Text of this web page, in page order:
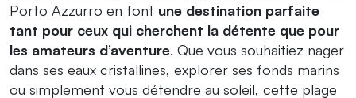
Porto Azzurro en font une destination parfaite
tant pour ceux qui cherchent la détente que pour
les amateurs d’aventure. Que vous souhaitiez nager
dans ses eaux cristallines, explorer ses fonds marins
ou simplement vous détendre au soleil, cette plage